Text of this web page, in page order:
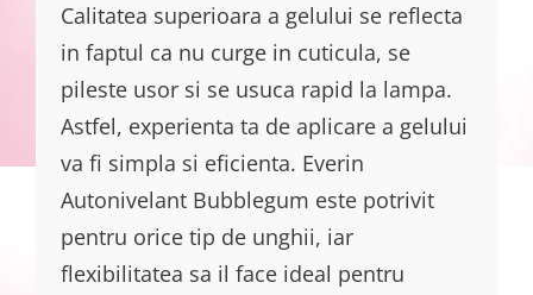
Calitatea superioara a gelului se reflecta
in faptul ca nu curge in cuticula, se
pileste usor si se usuca rapid la lampa.
Astfel, experienta ta de aplicare a gelului
va fi simpla si eficienta. Everin
Autonivelant Bubblegum este potrivit
pentru orice tip de unghii, iar
flexibilitatea sa il face ideal pentru